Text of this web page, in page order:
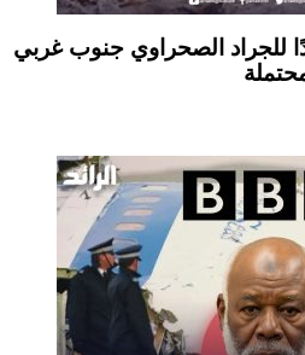
للجراد الصحراوي جنوب غربي